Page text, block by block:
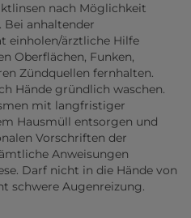
nach Möglichkeit
Bei anhaltender
einholen/ärztliche Hilfe
Oberflächen, Funken,
Zündquellen fernhalten.
Hände gründlich waschen.
mit langfristiger
Hausmüll entsorgen und
Vorschriften der
Anweisungen
Darf nicht in die Hände von
schwere Augenreizung.